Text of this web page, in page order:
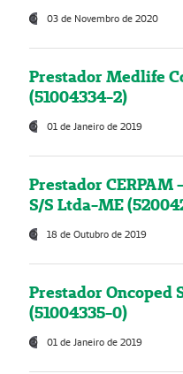
03 de Novembro de 2020
Prestador Medlife
(51004334-2)
01 de Janeiro de 2019
Prestador CERPAM
S/S Ltda-ME
18 de Outubro de 2019
Prestador Oncoped
(51004335-0)
01 de Janeiro de 2019